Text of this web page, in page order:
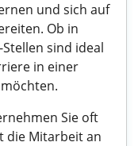
und sich auf
Ob in
sind ideal
in einer
Sie oft
die Mitarbeit an